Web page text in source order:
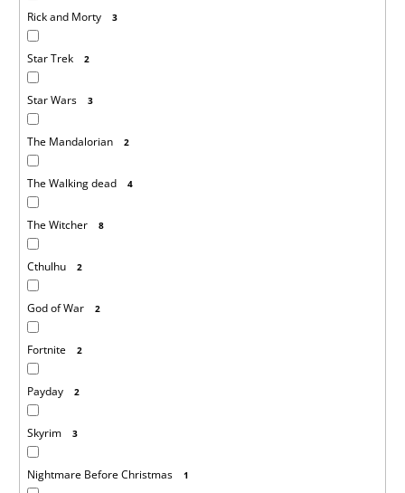
Rick and Morty 3
Star Trek 2
Star Wars 3
The Mandalorian 2
The Walking dead 4
The Witcher 8
Cthulhu 2
God of War 2
Fortnite 2
Payday 2
Skyrim 3
Nightmare Before Christmas 1